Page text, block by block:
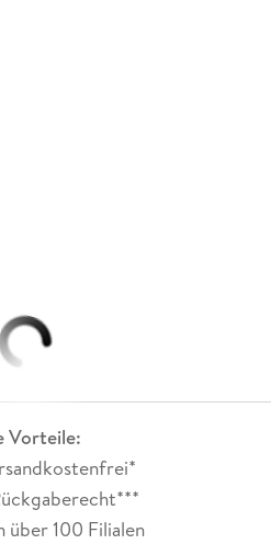
Vorteile:
über 100 Filialen